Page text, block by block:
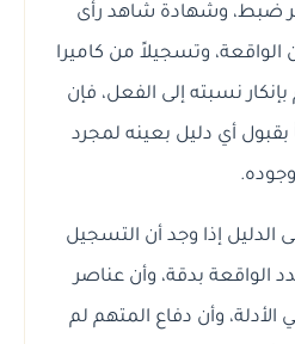
ضبط، وشهادة شاهد رأى
وتسجيلاً من كاميرا
نسبته إلى الفعل، فإن
بقبول أي دليل بعينه لمجرد
وجوده.
الدليل إذا وجد أن التسجيل
الواقعة بدقة، وأن عناصر
وأن دفاع المتهم لم